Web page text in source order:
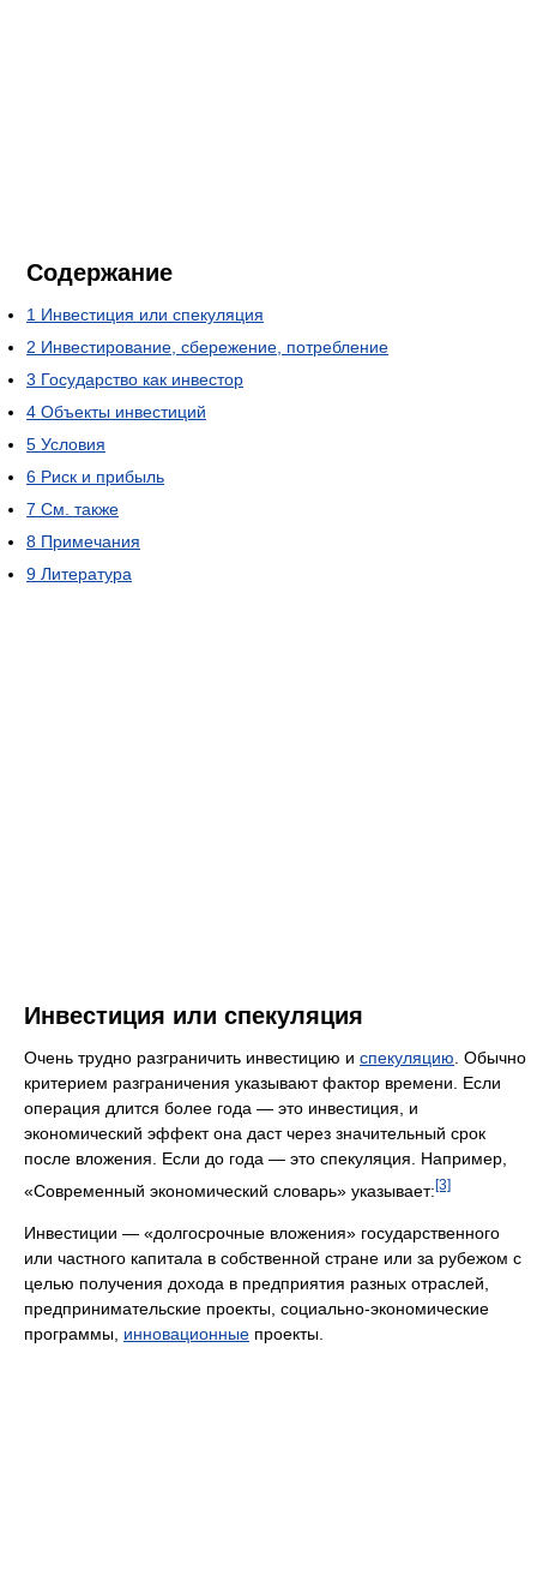
Содержание
1 Инвестиция или спекуляция
2 Инвестирование, сбережение, потребление
3 Государство как инвестор
4 Объекты инвестиций
5 Условия
6 Риск и прибыль
7 См. также
8 Примечания
9 Литература
Инвестиция или спекуляция
Очень трудно разграничить инвестицию и спекуляцию . Обычно
критерием разграничения указывают фактор времени. Если
операция длится более года — это инвестиция, и
экономический эффект она даст через значительный срок
после вложения. Если до года — это спекуляция. Например,
«Современный экономический словарь» указывает:[3]
Инвестиции — «долгосрочные вложения» государственного
или частного капитала в собственной стране или за рубежом с
целью получения дохода в предприятия разных отраслей,
предпринимательские проекты, социально-экономические
программы, инновационные проекты.